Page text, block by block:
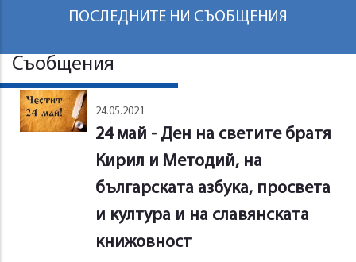
ПОСЛЕДНИТЕ НИ СЪОБЩЕНИЯ
Съобщения
24.05.2021
24 май - Ден на светите братя
Кирил и Методий, на
българската азбука, просвета
и култура и на славянската
книжовност